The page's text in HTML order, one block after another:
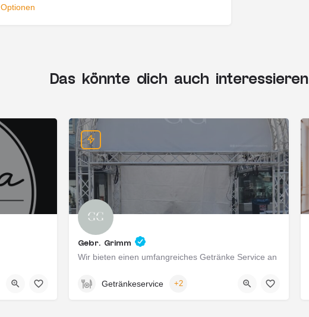
Optionen
Das könnte dich auch interessieren
Gebr. Grimm
Wir bieten einen umfangreiches Getränke Service an
Getränkeservice +2